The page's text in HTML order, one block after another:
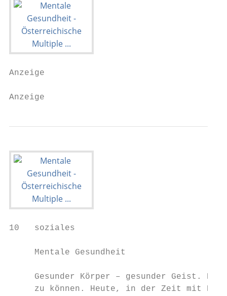
Anzeige
Anzeige
10   soziales
     Mentale Gesundheit
Gesunder Körper – gesunder Geist.
zu können. Heute, in der Zeit mit